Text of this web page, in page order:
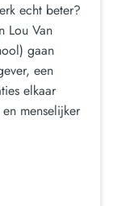
echt beter?
Lou Van
gaan
een
elkaar
menselijker